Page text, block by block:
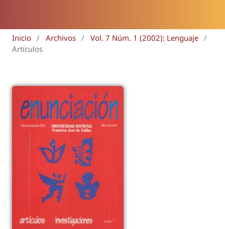
Inicio / Archivos / Vol. 7 Núm. 1 (2002): Lenguaje /
Artículos